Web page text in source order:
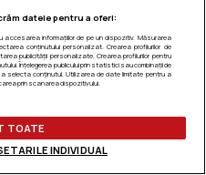
datele pentru a oferi:
informațiilor de pe un dispozitiv. Măsurarea
conținutului personalizat. Crearea profilurilor de
publicității personalizate. Crearea profilurilor pentru
Înțelegerea publicului prin statistici sau combinații de
selecta conținutul. Utilizarea de date limitate pentru a
prin scanarea dispozitivului.
TOATE
INDIVIDUAL